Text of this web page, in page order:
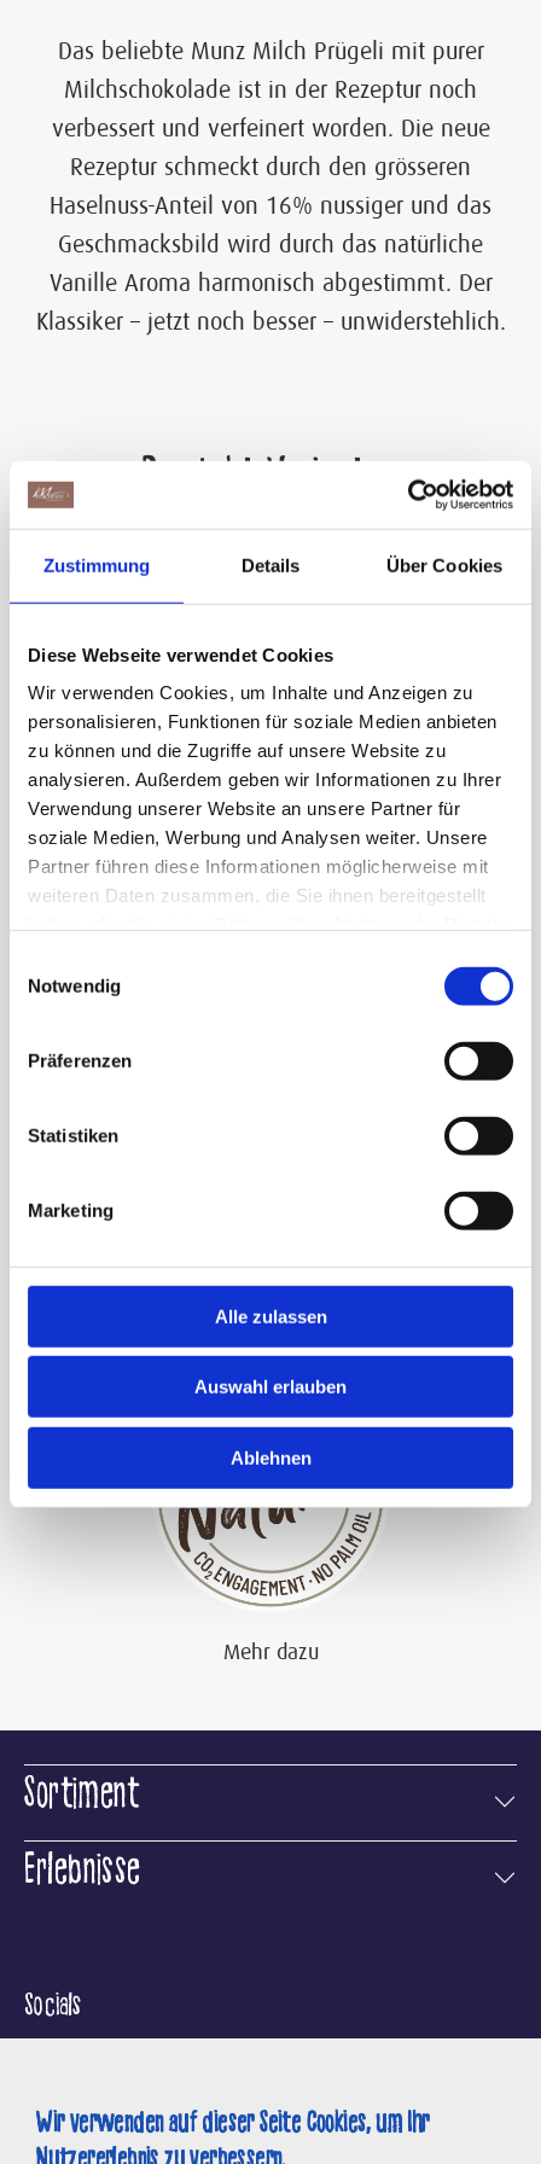
Zustimmung Details Über Cookies
Diese Webseite verwendet Cookies
Wir verwenden Cookies, um Inhalte und Anzeigen zu
personalisieren, Funktionen für soziale Medien anbieten
zu können und die Zugriffe auf unsere Website zu
analysieren. Außerdem geben wir Informationen zu Ihrer
Verwendung unserer Website an unsere Partner für
soziale Medien, Werbung und Analysen weiter. Unsere
Partner führen diese Informationen möglicherweise mit
weiteren Daten zusammen, die Sie ihnen bereitgestellt
Notwendig
Präferenzen
Statistiken
Marketing
Alle zulassen
Auswahl erlauben
Ablehnen
Suche
Das beliebte Munz Milch Prügeli mit purer
Milchschokolade ist in der Rezeptur noch
verbessert und verfeinert worden. Die neue
Rezeptur schmeckt durch den grösseren
Haselnuss-Anteil von 16% nussiger und das
Geschmacksbild wird durch das natürliche
Vanille Aroma harmonisch abgestimmt. Der
Klassiker – jetzt noch besser – unwiderstehlich.
Milch L
46g
Milch 5er Pack S
115g
Mehr dazu
Sortiment
Erlebnisse
Socials
Wir verwenden auf dieser Seite Cookies, um Ihr